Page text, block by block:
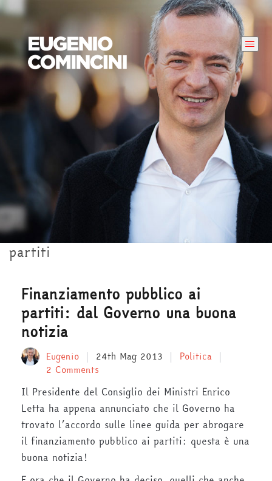
partiti
Finanziamento pubblico ai
partiti: dal Governo una buona
notizia
Eugenio 24th Mag 2013
Politica
2 Comments
Il Presidente del Consiglio dei Ministri Enrico
Letta ha appena annunciato che il Governo ha
trovato l’accordo sulle linee guida per abrogare
il finanziamento pubblico ai partiti: questa è una
buona notizia!